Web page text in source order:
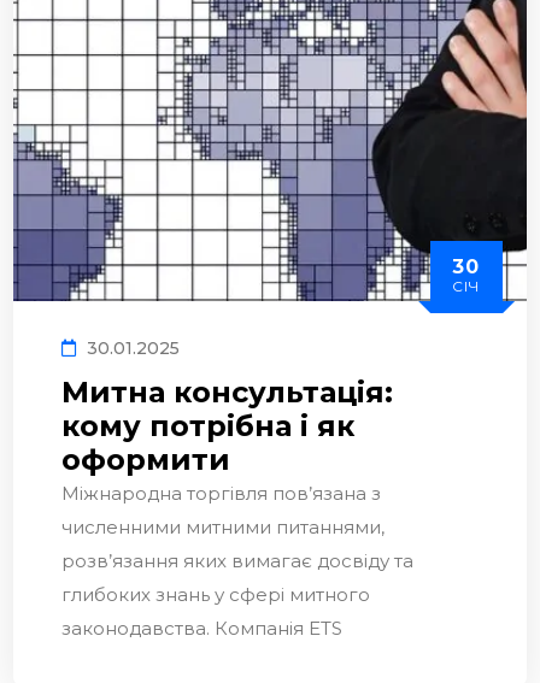
30
СІЧ
30.01.2025
Митна консультація:
кому потрібна і як
оформити
Міжнародна торгівля пов’язана з
численними митними питаннями,
розв’язання яких вимагає досвіду та
глибоких знань у сфері митного
законодавства. Компанія ETS